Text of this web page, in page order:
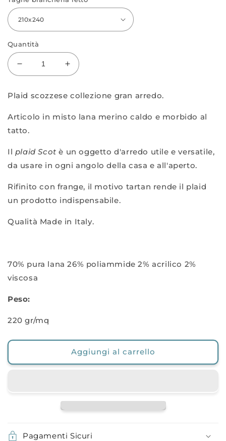
Quantità
Diminuisci
quantità
Coperta
con
frange
Aumenta
quantità
Coperta
con
Plaid scozzese collezione gran arredo.
Articolo in misto lana merino caldo e morbido al
tatto.
Il plaid Scot è un oggetto d'arredo utile e versatile,
da usare in ogni angolo della casa e all'aperto.
Rifinito con frange, il motivo tartan rende il plaid
un prodotto indispensabile.
Qualità Made in Italy.
70% pura lana 26% poliammide 2% acrilico 2%
viscosa
Peso:
220 gr/mq
Aggiungi al carrello
Pagamenti Sicuri